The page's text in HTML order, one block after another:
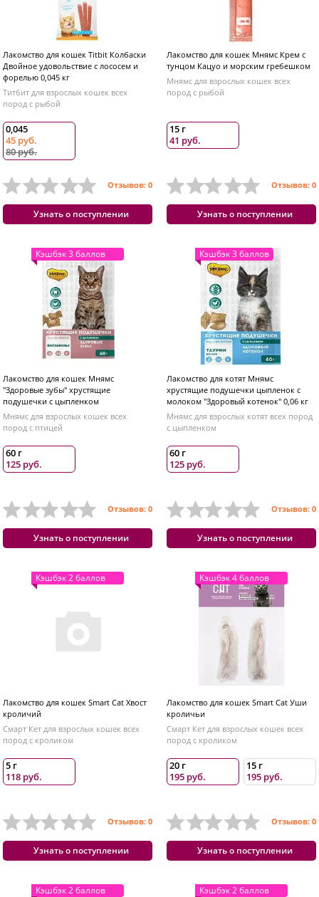
Лакомство для кошек Titbit Колбаски
Двойное удовольствие с лососем и
форелью 0,045 кг
Титбит для взрослых кошек всех
пород с рыбой
0,045
45 руб.
80 руб.
Отзывов: 0
Узнать о поступлении
Лакомство для кошек Мнямс Крем с
тунцом Кацуо и морским гребешком
Мнямс для взрослых кошек всех
пород с рыбой
15 г
41 руб.
Отзывов: 0
Узнать о поступлении
Кэшбэк 3 баллов
Лакомство для кошек Мнямс
"Здоровые зубы" хрустящие
подушечки с цыпленком
Мнямс для взрослых кошек всех
пород с птицей
60 г
125 руб.
Отзывов: 0
Узнать о поступлении
Кэшбэк 3 баллов
Лакомство для котят Мнямс
хрустящие подушечки цыпленок с
молоком "Здоровый котенок" 0,06 кг
Мнямс для взрослых котят всех пород
с цыпленком
60 г
125 руб.
Отзывов: 0
Узнать о поступлении
Кэшбэк 2 баллов
Лакомство для кошек Smart Cat Хвост
кроличий
Смарт Кет для взрослых кошек всех
пород с кроликом
5 г
118 руб.
Отзывов: 0
Узнать о поступлении
Кэшбэк 4 баллов
Лакомство для кошек Smart Cat Уши
кроличьи
Смарт Кет для взрослых кошек всех
пород с кроликом
20 г
195 руб.
15 г
195 руб.
Отзывов: 0
Узнать о поступлении
Кэшбэк 2 баллов Кэшбэк 2 баллов